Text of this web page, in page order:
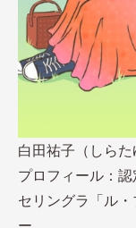
白田祐子（しらた
プロフィール：
セリングラ「ル